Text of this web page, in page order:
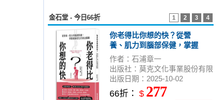
1 2 3 4
金石堂 - 今日66折
你老得比你想的快？從營
養、肌力到腦部保健，掌握
健康老化的黃金關鍵
作者：石浦章一
出版社：莫克文化事業股份有限
公司
出版日期：2025-10-02
66折： $ 277